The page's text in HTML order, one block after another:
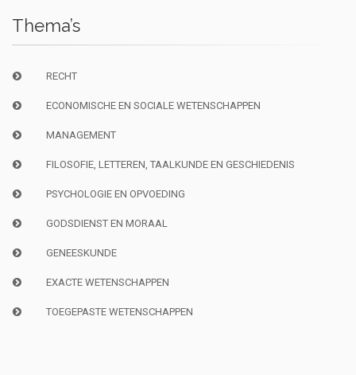
Thema’s
RECHT
ECONOMISCHE EN SOCIALE WETENSCHAPPEN
MANAGEMENT
FILOSOFIE, LETTEREN, TAALKUNDE EN GESCHIEDENIS
PSYCHOLOGIE EN OPVOEDING
GODSDIENST EN MORAAL
GENEESKUNDE
EXACTE WETENSCHAPPEN
TOEGEPASTE WETENSCHAPPEN